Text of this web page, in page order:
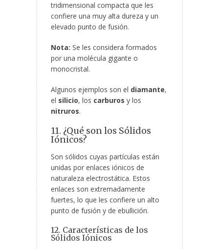
tridimensional compacta que les
confiere una muy alta dureza y un
elevado punto de fusión.
Nota: Se les considera formados
por una molécula gigante o
monocristal.
Algunos ejemplos son el diamante,
el silicio, los carburos y los
nitruros.
11. ¿Qué son los Sólidos
Iónicos?
Son sólidos cuyas partículas están
unidas por enlaces iónicos de
naturaleza electrostática. Estos
enlaces son extremadamente
fuertes, lo que les confiere un alto
punto de fusión y de ebullición.
12. Características de los
Sólidos Iónicos